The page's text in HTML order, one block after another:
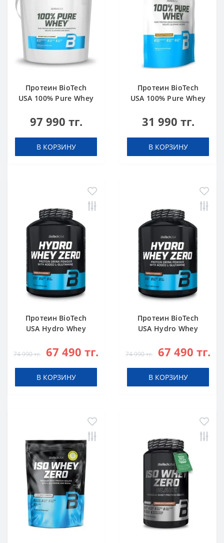
Протеин BioTech
USA 100% Pure Whey
g
97 990 тг.
В КОРЗИНУ
Протеин BioTech
USA 100% Pure Whey
31 990 тг.
В КОРЗИНУ
Протеин BioTech
USA Hydro Whey
g
74 990 тг. 67 490 тг.
В КОРЗИНУ
Протеин BioTech
USA Hydro Whey
74 990 тг. 67 490 тг.
В КОРЗИНУ